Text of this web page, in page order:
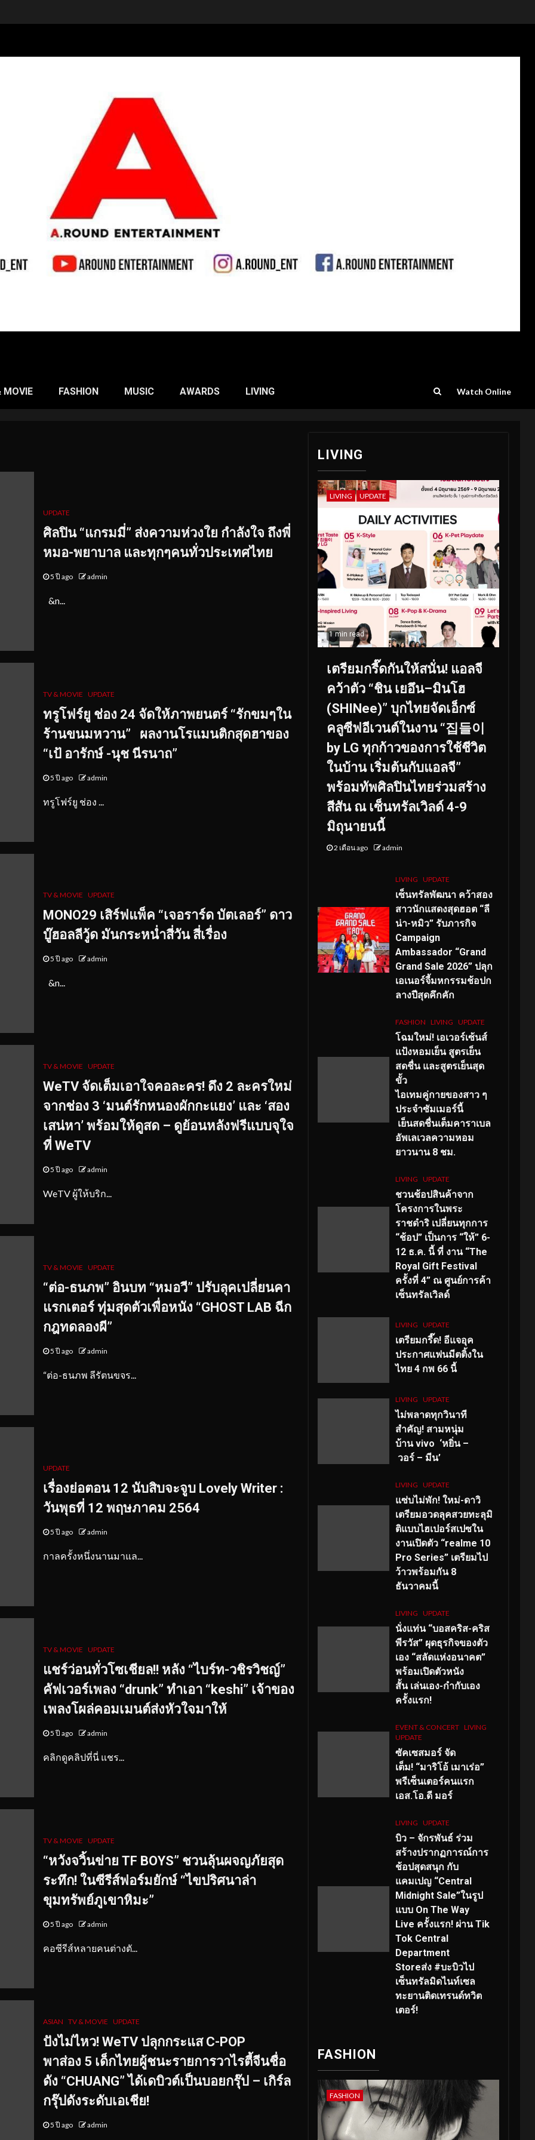
MOVIE FASHION MUSIC AWARDS LIVING Watch Online
UPDATE
ศิลปิน “แกรมมี่” ส่งความห่วงใย กำลังใจ ถึงพี่
หมอ-พยาบาล และทุกๆคนทั่วประเทศไทย
5 ปี ago admin
&n...
TV & MOVIE UPDATE
ทรูโฟร์ยู ช่อง 24 จัดให้ภาพยนตร์ “รักขมๆใน
ร้านขนมหวาน”
ผลงานโรแมนติกสุดฮาของ
“เป้ อารักษ์ -นุช นีรนาถ”
5 ปี ago admin
ทรูโฟร์ยู ช่อง ...
TV & MOVIE UPDATE
MONO29 เสิร์ฟแพ็ค “เจอราร์ด บัตเลอร์” ดาว
บู๊ฮอลลีวู้ด มันกระหน่ำสี่วัน สี่เรื่อง
5 ปี ago admin
&n...
TV & MOVIE UPDATE
WeTV จัดเต็มเอาใจคอละคร! ดึง 2 ละครใหม่
จากช่อง 3 ‘มนต์รักหนองผักกะแยง’ และ ‘สอง
เสน่หา’ พร้อมให้ดูสด – ดูย้อนหลังฟรีแบบจุใจ
ที่ WeTV
5 ปี ago admin
WeTV ผู้ให้บริก...
TV & MOVIE UPDATE
“ต่อ-ธนภพ” อินบท “หมอวี” ปรับลุคเปลี่ยนคา
แรกเตอร์ทุ่มสุดตัวเพื่อหนัง “GHOST LAB ฉีก
กฎทดลองผี”
5 ปี ago admin
​“ต่อ-ธนภพ ลีรัตนขจร...
UPDATE
เรื่องย่อตอน 12 นับสิบจะจูบ Lovely Writer :
วันพุธที่ 12 พฤษภาคม 2564
5 ปี ago admin
กาลครั้งหนึ่งนานมาแล...
TV & MOVIE UPDATE
แชร์ว่อนทั่วโซเชียล!! หลัง “ไบร์ท-วชิรวิชญ์”
คัฟเวอร์เพลง “drunk” ทำเอา “keshi” เจ้าของ
เพลงโผล่คอมเมนต์ส่งหัวใจมาให้
5 ปี ago admin
คลิกดูคลิปที่นี่ แชร...
TV & MOVIE UPDATE
“หวังจวิ้นข่าย TF BOYS” ชวนลุ้นผจญภัยสุด
ระทึก! ในซีรีส์ฟอร์มยักษ์ “ไขปริศนาล่า
ขุมทรัพย์ภูเขาหิมะ”
5 ปี ago admin
คอซีรีส์หลายคนต่างตั...
ASIAN TV & MOVIE UPDATE
ปังไม่ไหว! WeTV ปลุกกระแส C-POP
พาส่อง 5 เด็กไทยผู้ชนะรายการวาไรตี้จีนชื่อ
ดัง “CHUANG” ได้เดบิวต์เป็นบอยกรุ๊ป – เกิร์ล
กรุ๊ปดังระดับเอเชีย!
5 ปี ago admin
LIVING
LIVING UPDATE
1 min read
เตรียมกรี๊ดกันให้สนั่น! แอลจี
คว้าตัว “ชิน เยอึน–มินโฮ
(SHINee)” บุกไทยจัดเอ็กซ์
คลูซีฟอีเวนต์ในงาน “집들이
by LG ทุกก้าวของการใช้ชีวิต
ในบ้าน เริ่มต้นกับแอลจี”
พร้อมทัพศิลปินไทยร่วมสร้าง
สีสัน ณ เซ็นทรัลเวิลด์ 4-9
มิถุนายนนี้
2 เดือน ago admin
LIVING UPDATE
เซ็นทรัลพัฒนา คว้าสอง
สาวนักแสดงสุดฮอต “ลี
น่า-หมิว” รับภารกิจ
Campaign
Ambassador “Grand
Grand Sale 2026” ปลุก
เอเนอร์จี้มหกรรมช้อปก
ลางปีสุดคึกคัก
FASHION LIVING UPDATE
โฉมใหม่! เอเวอร์เซ้นส์
แป้งหอมเย็น สูตรเย็น
สดชื่น และสูตรเย็นสุด
ขั้ว
ไอเทมคู่กายของสาว ๆ
ประจำซัมเมอร์นี้
เย็นสดชื่นเต็มคาราเบล
อัพเลเวลความหอม
ยาวนาน 8 ชม.
LIVING UPDATE
ชวนช้อปสินค้าจาก
โครงการในพระ
ราชดำริ เปลี่ยนทุกการ
“ช้อป” เป็นการ “ให้” 6-
12 ธ.ค. นี้ ที่ งาน “The
Royal Gift Festival
ครั้งที่ 4” ณ ศูนย์การค้า
เซ็นทรัลเวิลด์
LIVING UPDATE
เตรียมกรี๊ด! อีแจอุค
ประกาศแฟนมีตติ้งใน
ไทย 4 กพ 66 นี้
LIVING UPDATE
ไม่พลาดทุกวินาที
สำคัญ! สามหนุ่ม
บ้าน vivo ‘หยิ่น –
วอร์ – มีน’
LIVING UPDATE
แซ่บไม่พัก! ใหม่-ดาวิ
เตรียมอวดลุคสวยทะลุมิ
ติแบบไฮเปอร์สเปซใน
งานเปิดตัว “realme 10
Pro Series” เตรียมไป
ว้าวพร้อมกัน 8
ธันวาคมนี้
LIVING UPDATE
นั่งแท่น “บอสคริส-คริส
พีรวัส” ผุดธุรกิจของตัว
เอง “สลัดแห่งอนาคต”
พร้อมเปิดตัวหนัง
สั้น เล่นเอง-กำกับเอง
ครั้งแรก!
EVENT & CONCERT LIVING
UPDATE
ซัคเซสมอร์ จัด
เต็ม! “มาริโอ้ เมาเร่อ”
พรีเซ็นเตอร์คนแรก
เอส.โอ.ดี มอร์
LIVING UPDATE
บิว – จักรพันธ์ ร่วม
สร้างปรากฏการณ์การ
ช้อปสุดสนุก กับ
แคมเปญ “Central
Midnight Sale”ในรูป
แบบ On The Way
Live ครั้งแรก! ผ่าน Tik
Tok Central
Department
Storeส่ง #บะบิวไป
เซ็นทรัลมิดไนท์เซล
ทะยานติดเทรนด์ทวิต
เตอร์!
FASHION
FASHION